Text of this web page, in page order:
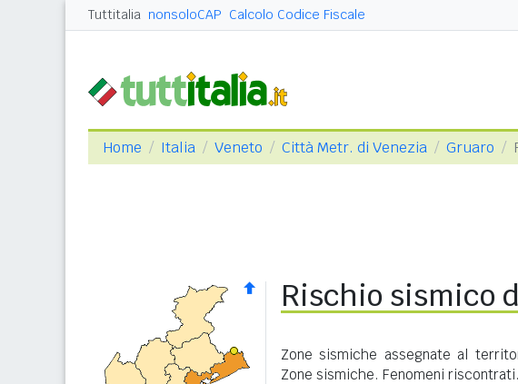
Tuttitalia nonsoloCAP Calcolo Codice Fiscale
Home Italia Veneto Città Metr. di Venezia Gruaro
Rischio sismico
Zone sismiche assegnate al
Zone sismiche. Fenomeni